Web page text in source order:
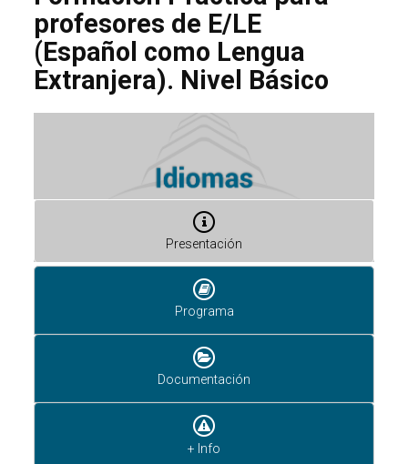
profesores de E/LE
(Español como Lengua
Extranjera). Nivel Básico
Presentación
Programa
Documentación
+ Info